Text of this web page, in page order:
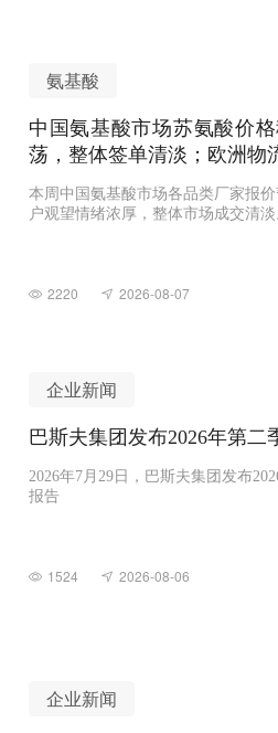
氨基酸
中国氨基酸市场苏氨酸价
荡，整体签单清淡；欧洲物
本周中国氨基酸市场各品类厂家报价
户观望情绪浓厚，整体市场成交清淡
2220 2026-08-07
企业新闻
巴斯夫集团发布2026年第二
2026年7月29日，巴斯夫集团发布
报告
1524 2026-08-06
企业新闻